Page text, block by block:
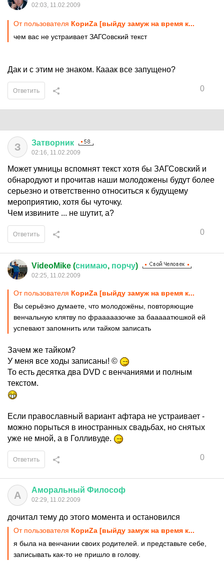
02:03, 11.02.2009
От пользователя КориZа [выйду замуж на время к...
чем вас не устраивает ЗАГСовский текст
Дак и с этим не знаком. Кааак все запущено?
0
Ответить
З Затворник
02:16, 11.02.2009
Может умницы вспомнят текст хотя бы ЗАГСовский и
обнародуют и прочитав наши молодожены будут более
серьезно и ответственно относиться к будущему
мероприятию, хотя бы чуточку.
Чем извините ... не шутит, а?
0
Ответить
VideoMike (снимаю, порчу)
02:25, 11.02.2009
От пользователя КориZа [выйду замуж на время к...
Вы серьёзно думаете, что молодожёны, повторяющие
венчальную клятву по фрааааазочке за бааааатюшкой ей
успевают запомнить или тайком записать
Зачем же тайком?
У меня все ходы записаны! ©
То есть десятка два DVD с венчаниями и полным
текстом.
Если православный вариант афтара не устраивает -
можно порыться в иностранных свадьбах, но снятых
уже не мной, а в Голливуде.
0
Ответить
А Аморальный Философ
02:29, 11.02.2009
дочитал тему до этого момента и остановился
От пользователя КориZа [выйду замуж на время к...
я была на венчании своих родителей. и представьте себе,
записывать как-то не пришло в голову.